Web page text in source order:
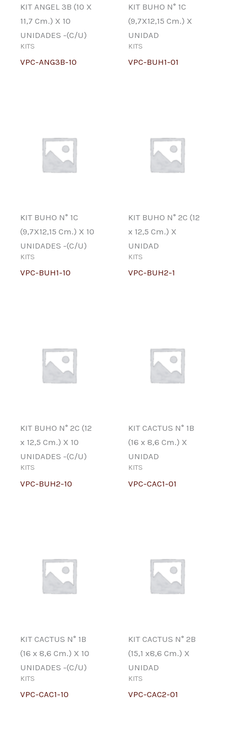
KIT ANGEL 3B (10 X
11,7 Cm.) X 10
UNIDADES -(C/U)
KITS
VPC-ANG3B-10
KIT BUHO N° 1C
(9,7X12,15 Cm.) X
UNIDAD
KITS
VPC-BUH1-01
KIT BUHO N° 1C
(9,7X12,15 Cm.) X 10
UNIDADES -(C/U)
KITS
VPC-BUH1-10
KIT BUHO N° 2C (12
x 12,5 Cm.) X
UNIDAD
KITS
VPC-BUH2-1
KIT BUHO N° 2C (12
x 12,5 Cm.) X 10
UNIDADES -(C/U)
KITS
VPC-BUH2-10
KIT CACTUS N° 1B
(16 x 8,6 Cm.) X
UNIDAD
KITS
VPC-CAC1-01
KIT CACTUS N° 1B
(16 x 8,6 Cm.) X 10
UNIDADES -(C/U)
KITS
VPC-CAC1-10
KIT CACTUS N° 2B
(15,1 x8,6 Cm.) X
UNIDAD
KITS
VPC-CAC2-01